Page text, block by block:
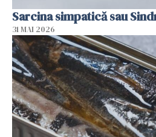
Sarcina simpatică sau
31 MAI 2026